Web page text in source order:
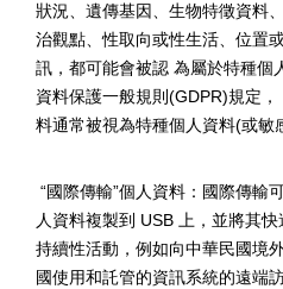
狀況、遺傳基因、生物特徵資料
治觀點、性取向或性生活、位置
訊，都可能會被認 為屬於特種個
資料保護一般規則 (GDPR)規定，
料通常被視為特種個人資料(或敏
“國際傳輸”個人資料：國際傳輸
人資料複製到 USB
上，並將其
持續性活動，例如向中華民國境
國使用和託管的資訊系統的遠端